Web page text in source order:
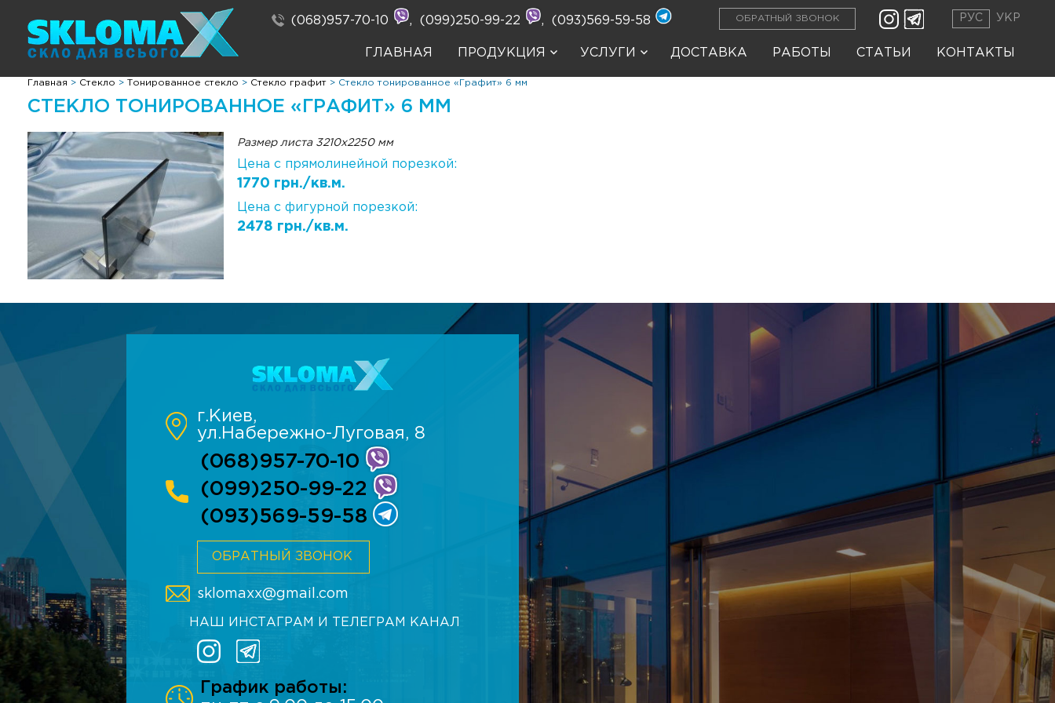
(068)957-70-10 , (099)250-99-22 , (093)569-59-58 ОБРАТНЫЙ ЗВОНОК РУС УКР
ГЛАВНАЯ ПРОДУКЦИЯ УСЛУГИ ДОСТАВКА РАБОТЫ СТАТЬИ КОНТАКТЫ
Главная > Стекло > Тонированное стекло > Стекло графит > Стекло тонированное «Графит» 6 мм
СТЕКЛО ТОНИРОВАННОЕ «ГРАФИТ» 6 ММ
Размер листа 3210х2250 мм
Цена с прямолинейной порезкой:
1770 грн./кв.м.
Цена с фигурной порезкой:
2478 грн./кв.м.
г.Киев,
ул.Набережно-Луговая, 8
(068)957-70-10
(099)250-99-22
(093)569-59-58
ОБРАТНЫЙ ЗВОНОК
sklomaxx@gmail.com
НАШ ИНСТАГРАМ И ТЕЛЕГРАМ КАНАЛ
График работы: